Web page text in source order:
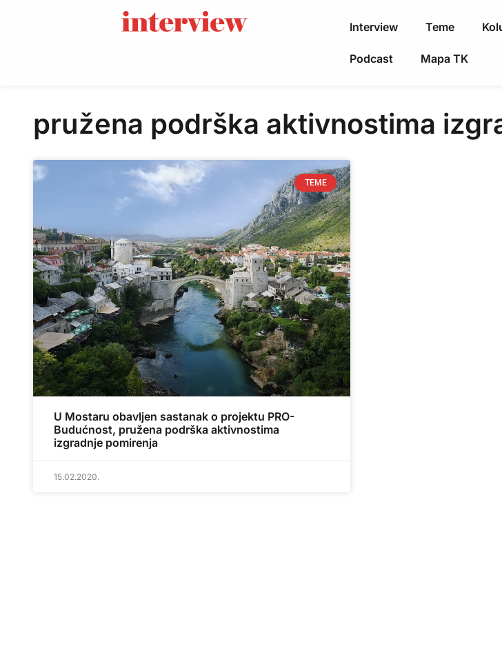
Interview Teme
Podcast Mapa TK
pružena podrška aktivnostima
TEME
U Mostaru obavljen sastanak o projektu PRO-
Budućnost, pružena podrška aktivnostima
izgradnje pomirenja
15.02.2020.